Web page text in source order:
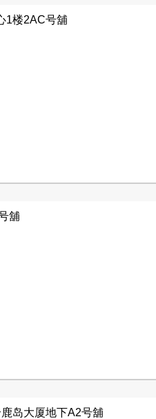
1楼2AC号舖
舖
岛大厦地下A2号舖